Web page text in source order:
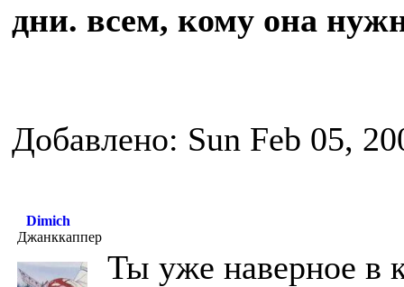
дни. всем, кому она
Добавлено: Sun Feb 05,
Dimich
Джанккаппер
Ты уже наверное в